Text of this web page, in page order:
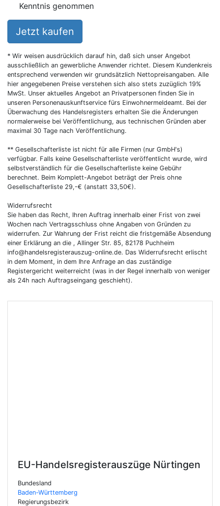
EU-Handelsregisterauszüge Nürtingen
Bundesland
Baden-Württemberg
Regierungsbezirk
Kenntnis genommen
Jetzt kaufen
* Wir weisen ausdrücklich darauf hin, daß sich unser Angebot
ausschließlich an gewerbliche Anwender richtet. Diesem Kundenkreis
entsprechend verwenden wir grundsätzlich Nettopreisangaben. Alle
hier angegebenen Preise verstehen sich also stets zuzüglich 19%
MwSt. Unser aktuelles Angebot an Privatpersonen finden Sie in
unseren Personenauskunftservice fürs Einwohnermeldeamt. Bei der
Überwachung des Handelsregisters erhalten Sie die Änderungen
normalerweise bei Veröffentlichung, aus technischen Gründen aber
maximal 30 Tage nach Veröffentlichung.
** Gesellschafterliste ist nicht für alle Firmen (nur GmbH's)
verfügbar. Falls keine Gesellschafterliste veröffentlicht wurde, wird
selbstverständlich für die Gesellschafterliste keine Gebühr
berechnet. Beim Komplett-Angebot beträgt der Preis ohne
Gesellschafterliste 29,-€ (anstatt 33,50€).
Widerrufsrecht
Sie haben das Recht, Ihren Auftrag innerhalb einer Frist von zwei
Wochen nach Vertragsschluss ohne Angaben von Gründen zu
widerrufen. Zur Wahrung der Frist reicht die fristgemäße Absendung
einer Erklärung an die , Allinger Str. 85, 82178 Puchheim
info@handelsregisterauszug-online.de. Das Widerrufsrecht erlischt
in dem Moment, in dem Ihre Anfrage an das zuständige
Registergericht weiterreicht (was in der Regel innerhalb von weniger
als 24h nach Auftragseingang geschieht).